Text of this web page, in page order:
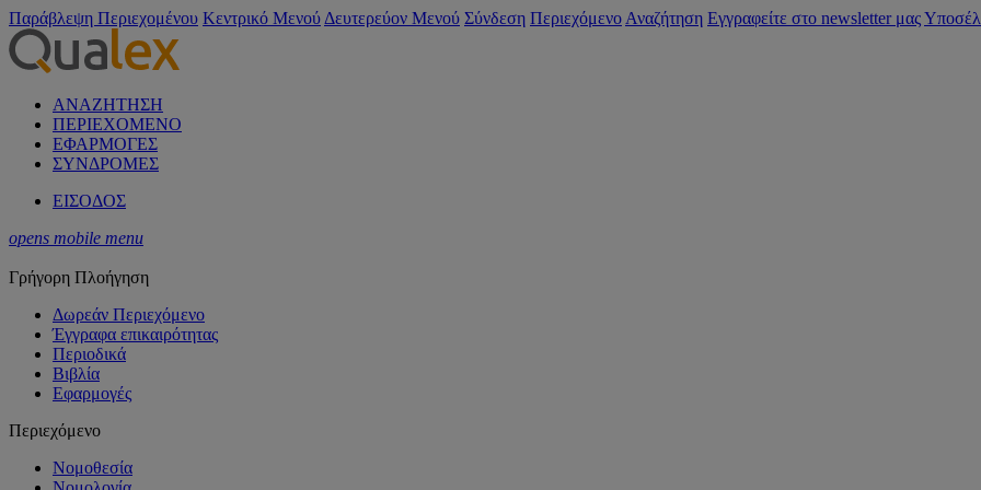
Παράβλεψη Περιεχομένου Κεντρικό Μενού Δευτερεύον Μενού Σύνδεση Περιεχόμενο Αναζήτηση Εγγραφείτε στο newsletter μας
ΑΝΑΖΗΤΗΣΗ
ΠΕΡΙΕΧΟΜΕΝΟ
ΕΦΑΡΜΟΓΕΣ
ΣΥΝΔΡΟΜΕΣ
ΕΙΣΟΔΟΣ
opens mobile menu
Γρήγορη Πλοήγηση
Δωρεάν Περιεχόμενο
Έγγραφα επικαιρότητας
Περιοδικά
Βιβλία
Εφαρμογές
Περιεχόμενο
Νομοθεσία